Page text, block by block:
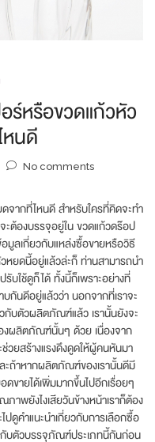
ร์หรือขวดแก้วหัว
หนดี
No comments
จากที่ไหนดี สำหรับใครที่คิดจะทำ
องบรรจุอยู่ใน ขวดแก้วดร๊อป
มูลเกี่ยวกับแหล่งซื้อขายหรือวิธี
หยดนี้อยู่แล้วล่ะก็ ท่านสามารถนำ
รับใช้ดูก็ได้ ทั้งนี้ก็เพราะอย่างที่
กันดีอยู่แล้วว่า นอกจากที่เราจะ
กับตัวผลิตภัณฑ์แล้ว เรานั้นยังจะ
งผลิตภัณฑ์นั้นๆ ด้วย เนื่องจาก
ยสร้างแรงดึงดูดให้ผู้คนหันมา
ะถ้าหากผลิตภัณฑ์ของเรานั้นดีมี
ายได้เพิ่มมากขึ้นไปอีกเรื่อยๆ
ภาพยังไงเสียวันข้างหน้าเราก็ต้อง
ดูคำแนะนำเกี่ยวกับการเลือกซื้อ
กับตัวบรรจุภัณฑ์ประเภทนี้กันก่อน